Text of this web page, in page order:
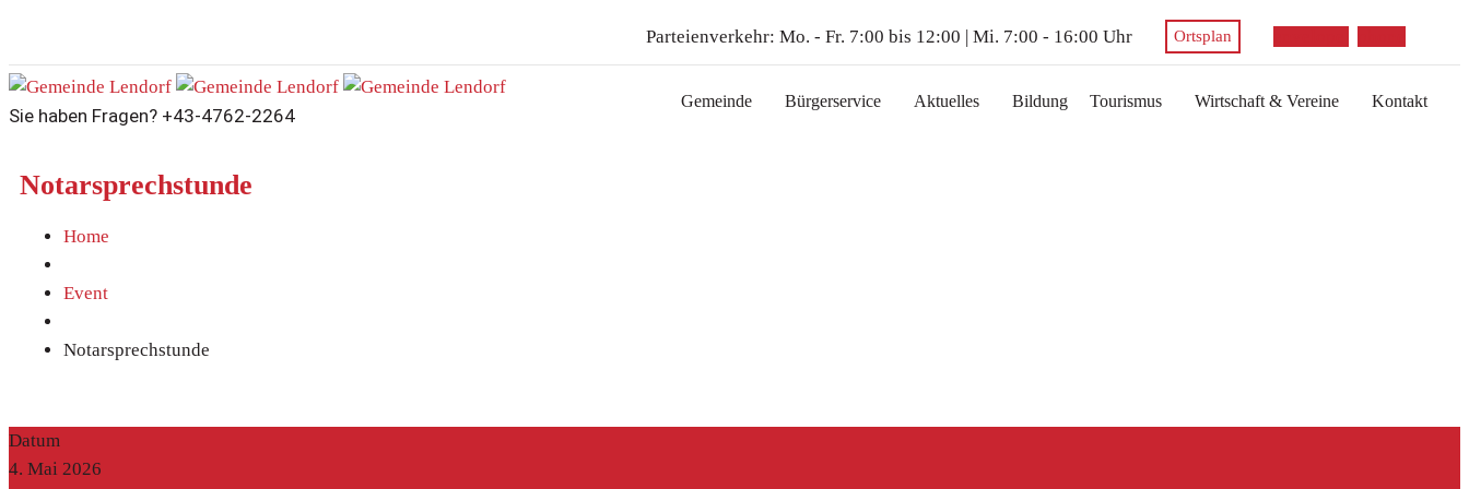
Parteienverkehr: Mo. - Fr. 7:00 bis 12:00 | Mi. 7:00 - 16:00 Uhr Ortsplan
Sie haben Fragen? +43-4762-2264
Gemeinde Bürgerservice Aktuelles Bildung Tourismus Wirtschaft & Vereine Kontakt
Notarsprechstunde
Home
Event
Notarsprechstunde
Datum
4. Mai 2026